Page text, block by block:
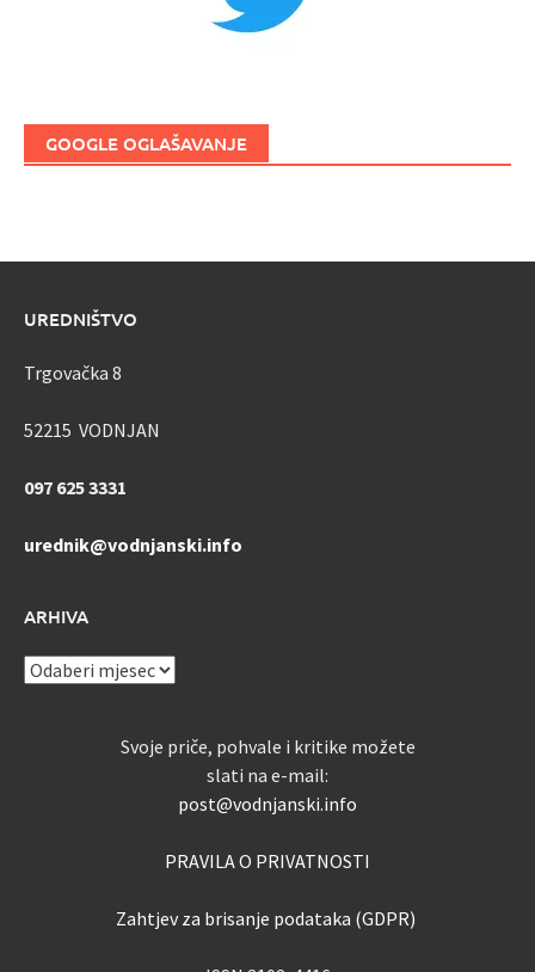
GOOGLE OGLAŠAVANJE
UREDNIŠTVO
Trgovačka 8
52215 VODNJAN
097 625 3331
urednik@vodnjanski.info
ARHIVA
ARHIVA
Svoje priče, pohvale i kritike možete
slati na e-mail:
post@vodnjanski.info
PRAVILA O PRIVATNOSTI
Zahtjev za brisanje podataka (GDPR)